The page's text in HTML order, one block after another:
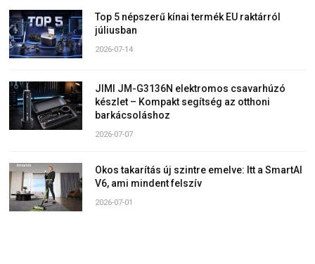
Top 5 népszerű kínai termék EU raktárról
júliusban
2026-07-14
JIMI JM-G3136N elektromos csavarhúzó
készlet – Kompakt segítség az otthoni
barkácsoláshoz
2026-07-07
Okos takarítás új szintre emelve: Itt a SmartAI
V6, ami mindent felszív
2026-07-01